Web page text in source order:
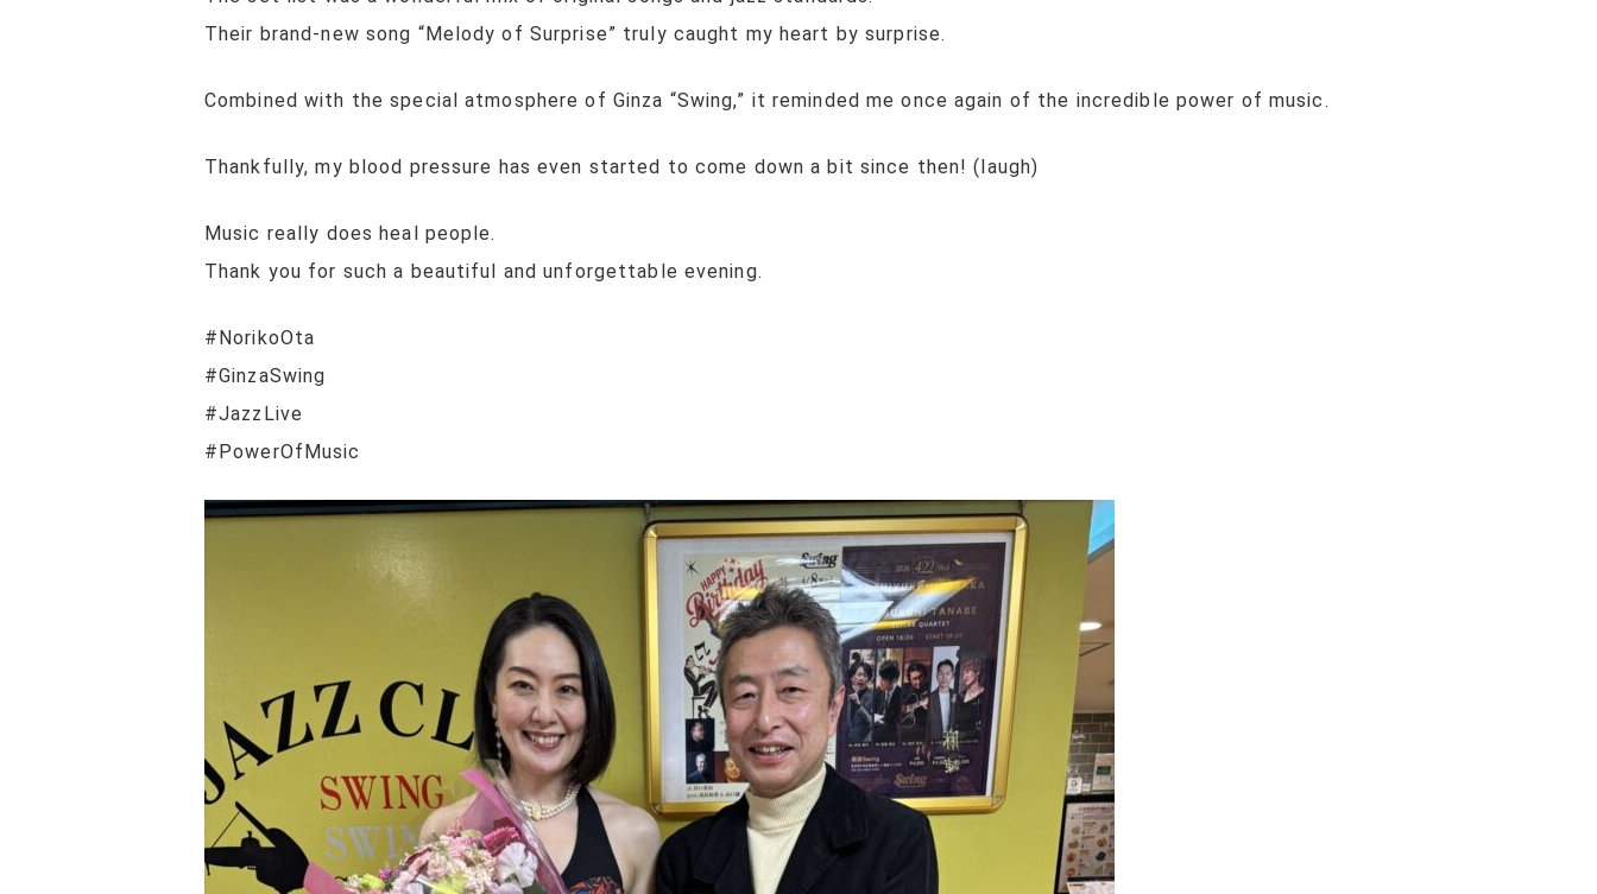
Their brand-new song “Melody of Surprise” truly caught my heart by surprise.
Combined with the special atmosphere of Ginza “Swing,” it reminded me once again of the incredible power of music.
Thankfully, my blood pressure has even started to come down a bit since then! (laugh)
Music really does heal people.
Thank you for such a beautiful and unforgettable evening.
#NorikoOta
#GinzaSwing
#JazzLive
#PowerOfMusic